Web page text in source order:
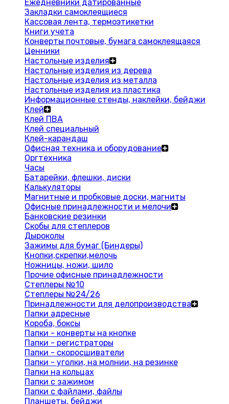
Ежедневники датированные
Закладки самоклеящиеся
Кассовая лента, термоэтикетки
Книги учета
Конверты почтовые, бумага самоклеящаяся
Ценники
Настольные изделия
Настольные изделия из дерева
Настольные изделия из металла
Настольные изделия из пластика
Информационные стенды, наклейки, бейджи
Клей
Клей ПВА
Клей специальный
Клей-карандаш
Офисная техника и оборудование
Оргтехника
Часы
Батарейки, флешки, диски
Калькуляторы
Магнитные и пробковые доски, магниты
Офисные принадлежности и мелочи
Банковские резинки
Скобы для степлеров
Дыроколы
Зажимы для бумаг (Биндеры)
Кнопки,скрепки,мелочь
Ножницы, ножи, шило
Прочие офисные принадлежности
Степлеры №10
Степлеры №24/26
Принадлежности для делопроизводства
Папки адресные
Короба, боксы
Папки - конверты на кнопке
Папки - регистраторы
Папки - скоросшиватели
Папки - уголки, на молнии, на резинке
Папки на кольцах
Папки с зажимом
Папки с файлами, файлы
Планшеты, бейджи